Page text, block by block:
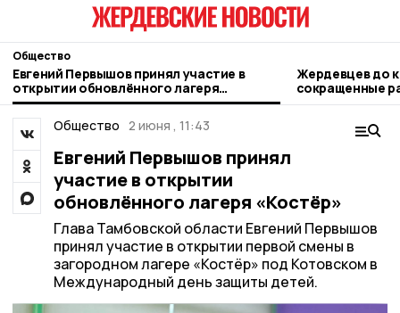
Общество
Евгений Первышов принял участие в
открытии обновлённого лагеря
«Костёр»
Жердевцев до
сокращенные
Общество 2 июня , 11:43
Евгений Первышов принял
участие в открытии
обновлённого лагеря «Костёр»
Глава Тамбовской области Евгений Первышов
принял участие в открытии первой смены в
загородном лагере «Костёр» под Котовском в
Международный день защиты детей.